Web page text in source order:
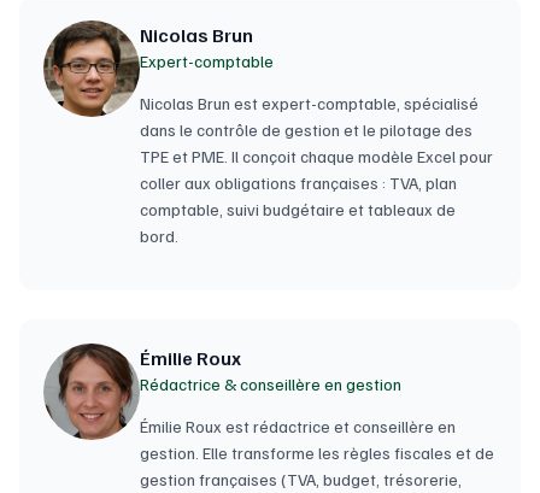
Nicolas Brun
Expert-comptable
Nicolas Brun est expert-comptable, spécialisé
dans le contrôle de gestion et le pilotage des
TPE et PME. Il conçoit chaque modèle Excel pour
coller aux obligations françaises : TVA, plan
comptable, suivi budgétaire et tableaux de
bord.
Émilie Roux
Rédactrice & conseillère en gestion
Émilie Roux est rédactrice et conseillère en
gestion. Elle transforme les règles fiscales et de
gestion françaises (TVA, budget, trésorerie,